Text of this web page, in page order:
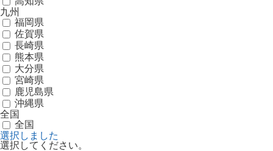
九州
福岡県
佐賀県
長崎県
熊本県
大分県
宮崎県
鹿児島県
沖縄県
全国
全国
選択しました
選択してください。